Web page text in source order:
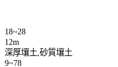
18~28
12m
深厚壤土,砂質壤土
9~78